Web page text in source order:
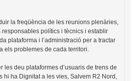
la freqüència de les reunions plenàries,
polítics i tècnics i establir
plataforma i l’administració per a tractar
els problemes de cada territori.
les deu plataformes d’usuaris de trens de
hi ha Dignitat a les vies, Salvem R2 Nord,